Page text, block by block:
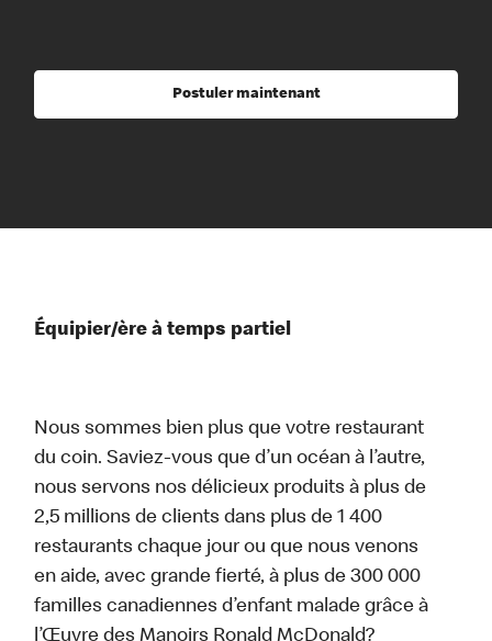
Postuler maintenant
Équipier/ère à temps partiel
Nous sommes bien plus que votre restaurant
du coin. Saviez-vous que d’un océan à l’autre,
nous servons nos délicieux produits à plus de
2,5 millions de clients dans plus de 1 400
restaurants chaque jour ou que nous venons
en aide, avec grande fierté, à plus de 300 000
familles canadiennes d’enfant malade grâce à
l’Œuvre des Manoirs Ronald McDonald?